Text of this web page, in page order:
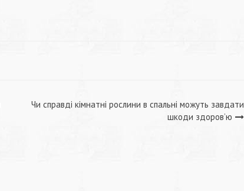
Чи справді кімнатні рослини в спальні можуть завдати
шкоди здоров’ю